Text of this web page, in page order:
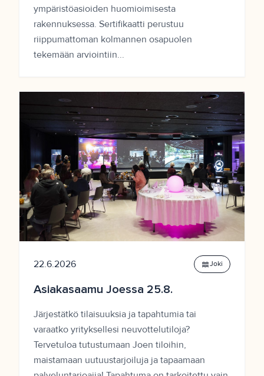
ympäristöasioiden huomioimisesta
rakennuksessa. Sertifikaatti perustuu
riippumattoman kolmannen osapuolen
tekemään arviointiin...
22.6.2026 wavesJoki
Asiakasaamu Joessa 25.8.
Järjestätkö tilaisuuksia ja tapahtumia tai
varaatko yrityksellesi neuvottelutiloja?
Tervetuloa tutustumaan Joen tiloihin,
maistamaan uutuustarjoiluja ja tapaamaan